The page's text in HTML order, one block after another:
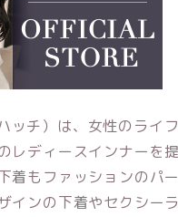
ッチ）は、女性のライ
レディースインナーを
着もファッションのパ
インの下着やセクシー